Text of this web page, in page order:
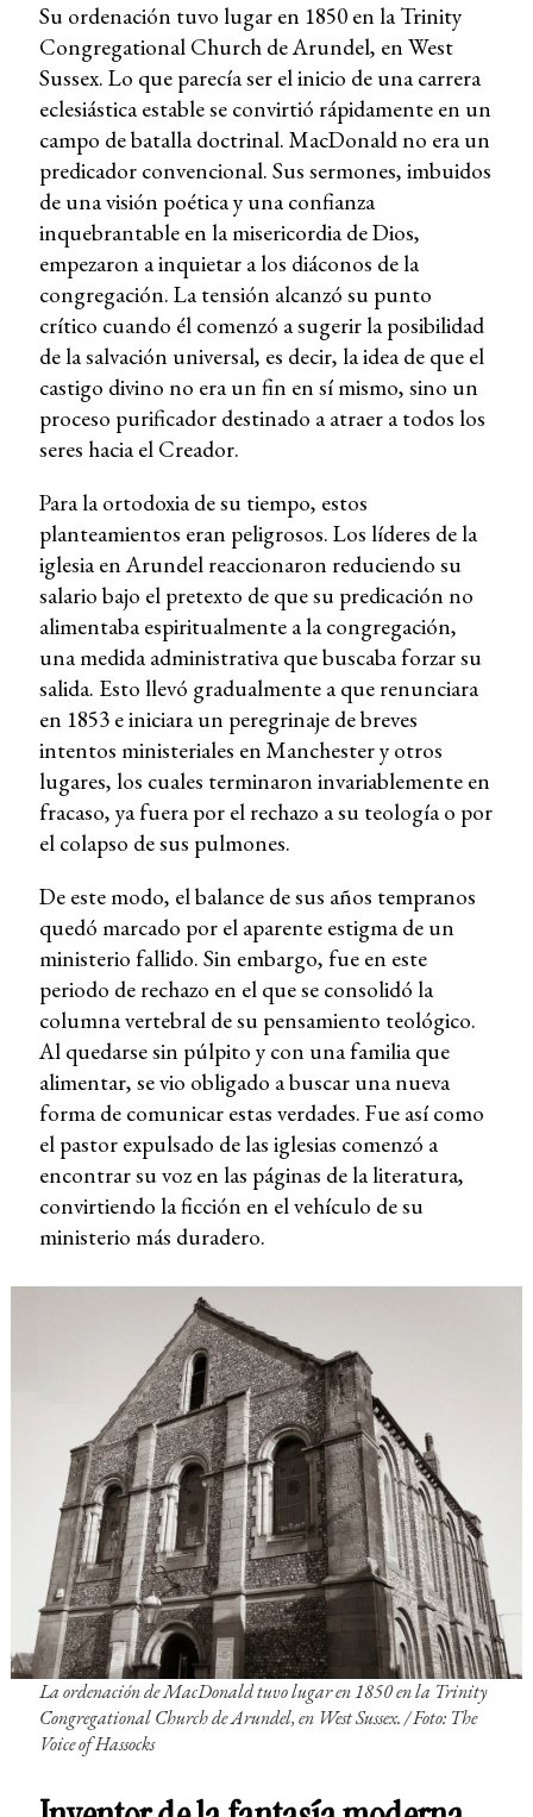
Su ordenación tuvo lugar en 1850 en la Trinity
Congregational Church de Arundel, en West
Sussex. Lo que parecía ser el inicio de una carrera
eclesiástica estable se convirtió rápidamente en un
campo de batalla doctrinal. MacDonald no era un
predicador convencional. Sus sermones, imbuidos
de una visión poética y una confianza
inquebrantable en la misericordia de Dios,
empezaron a inquietar a los diáconos de la
congregación. La tensión alcanzó su punto
crítico cuando él comenzó a sugerir la posibilidad
de la salvación universal, es decir, la idea de que el
castigo divino no era un fin en sí mismo, sino un
proceso purificador destinado a atraer a todos los
seres hacia el Creador.
Para la ortodoxia de su tiempo, estos
planteamientos eran peligrosos. Los líderes de la
iglesia en Arundel reaccionaron reduciendo su
salario bajo el pretexto de que su predicación no
alimentaba espiritualmente a la congregación,
una medida administrativa que buscaba forzar su
salida. Esto llevó gradualmente a que renunciara
en 1853 e iniciara un peregrinaje de breves
intentos ministeriales en Manchester y otros
lugares, los cuales terminaron invariablemente en
fracaso, ya fuera por el rechazo a su teología o por
el colapso de sus pulmones.
De este modo, el balance de sus años tempranos
quedó marcado por el aparente estigma de un
ministerio fallido. Sin embargo, fue en este
periodo de rechazo en el que se consolidó la
columna vertebral de su pensamiento teológico.
Al quedarse sin púlpito y con una familia que
alimentar, se vio obligado a buscar una nueva
forma de comunicar estas verdades. Fue así como
el pastor expulsado de las iglesias comenzó a
encontrar su voz en las páginas de la literatura,
convirtiendo la ficción en el vehículo de su
ministerio más duradero.
La ordenación de MacDonald tuvo lugar en 1850 en la Trinity
Congregational Church de Arundel, en West Sussex. / Foto: The
Voice of Hassocks